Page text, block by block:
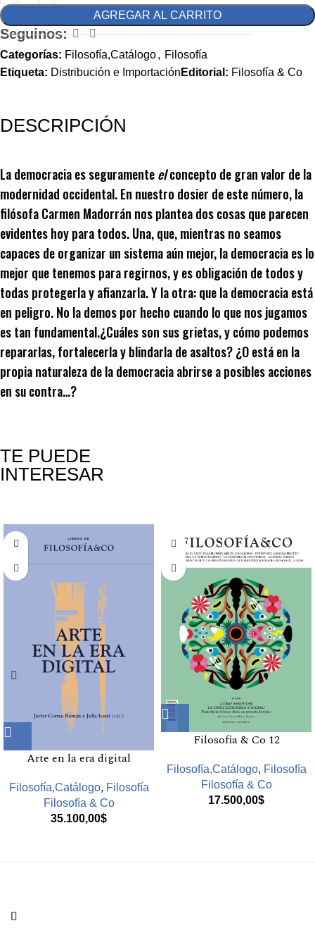
AGREGAR AL CARRITO
Seguinos:
Categorías: Filosofía,Catálogo, Filosofía
Etiqueta: Distribución e Importación Editorial: Filosofía & Co
DESCRIPCIÓN
La democracia es seguramenteelconcepto de gran valor de la
modernidad occidental. En nuestro dosier de este número, la
filósofa Carmen Madorrán nos plantea dos cosas que parecen
evidentes hoy para todos. Una, que, mientras no seamos
capaces de organizar un sistema aún mejor, la democracia es lo
mejor que tenemos para regirnos, y es obligación de todos y
todas protegerla y afianzarla. Y la otra: que la democracia está
en peligro. No la demos por hecho cuando lo que nos jugamos
es tan fundamental.¿Cuáles son sus grietas, y cómo podemos
repararlas, fortalecerla y blindarla de asaltos? ¿O está en la
propia naturaleza de la democracia abrirse a posibles acciones
en su contra…?
TE PUEDE
INTERESAR
Arte en la era digital
Filosofía,Catálogo, Filosofía
Filosofía & Co
35.100,00$
Filosofia & Co 12
Filosofía,Catálogo, Filosofía
Filosofía & Co
17.500,00$